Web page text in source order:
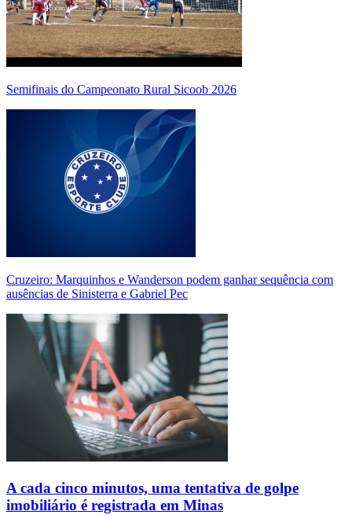
Semifinais do Campeonato Rural Sicoob 2026
Cruzeiro: Marquinhos e Wanderson podem ganhar sequência com
ausências de Sinisterra e Gabriel Pec
A cada cinco minutos, uma tentativa de golpe
imobiliário é registrada em Minas